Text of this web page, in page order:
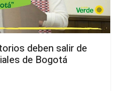
deben salir de
de Bogotá